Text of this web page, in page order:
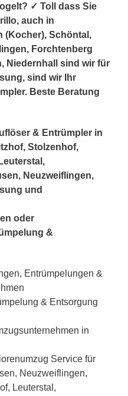
✓ Toll dass Sie
auch in
(Kocher), Schöntal,
Forchtenberg
Niedernhall sind wir für
sind wir Ihr
Beste Beratung
& Entrümpler in
Stolzenhof,
Neuzweiflingen,
und
oder
&
Entrümpelungen &
& Entsorgung
in
Service für
Neuzweiflingen,
Leuterstal,